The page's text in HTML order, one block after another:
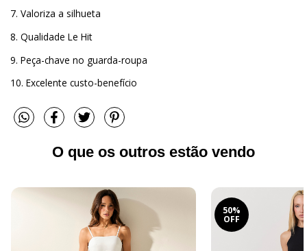
7. Valoriza a silhueta
8. Qualidade Le Hit
9. Peça-chave no guarda-roupa
10. Excelente custo-benefício
O que os outros estão vendo
50%
OFF